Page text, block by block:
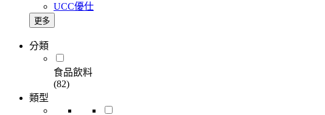
UCC優仕
更多
分類
食品飲料
(82)
類型